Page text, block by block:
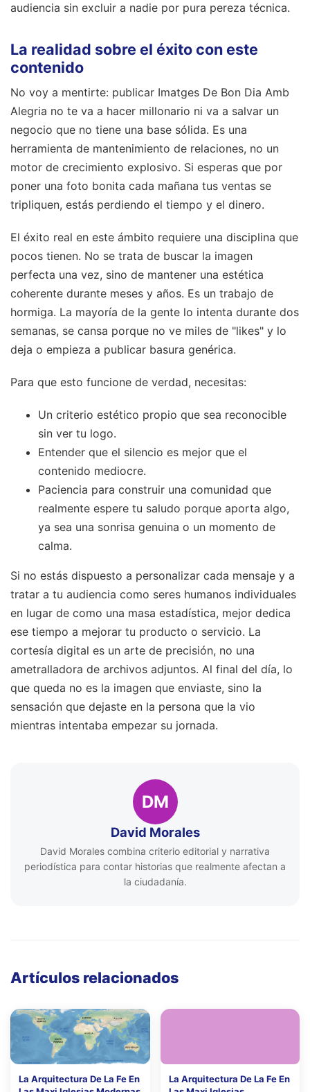
audiencia sin excluir a nadie por pura pereza técnica.
La realidad sobre el éxito con este
contenido
No voy a mentirte: publicar Imatges De Bon Dia Amb
Alegria no te va a hacer millonario ni va a salvar un
negocio que no tiene una base sólida. Es una
herramienta de mantenimiento de relaciones, no un
motor de crecimiento explosivo. Si esperas que por
poner una foto bonita cada mañana tus ventas se
tripliquen, estás perdiendo el tiempo y el dinero.
El éxito real en este ámbito requiere una disciplina que
pocos tienen. No se trata de buscar la imagen
perfecta una vez, sino de mantener una estética
coherente durante meses y años. Es un trabajo de
hormiga. La mayoría de la gente lo intenta durante dos
semanas, se cansa porque no ve miles de "likes" y lo
deja o empieza a publicar basura genérica.
Para que esto funcione de verdad, necesitas:
Un criterio estético propio que sea reconocible
sin ver tu logo.
Entender que el silencio es mejor que el
contenido mediocre.
Paciencia para construir una comunidad que
realmente espere tu saludo porque aporta algo,
ya sea una sonrisa genuina o un momento de
calma.
Si no estás dispuesto a personalizar cada mensaje y a
tratar a tu audiencia como seres humanos individuales
en lugar de como una masa estadística, mejor dedica
ese tiempo a mejorar tu producto o servicio. La
cortesía digital es un arte de precisión, no una
ametralladora de archivos adjuntos. Al final del día, lo
que queda no es la imagen que enviaste, sino la
sensación que dejaste en la persona que la vio
mientras intentaba empezar su jornada.
DM
David Morales
David Morales combina criterio editorial y narrativa
periodística para contar historias que realmente afectan a
la ciudadanía.
Artículos relacionados
La Arquitectura De La Fe En
La Arquitectura De La Fe En